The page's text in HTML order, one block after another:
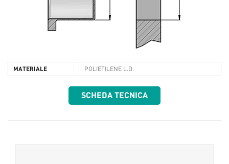
MATERIALE POLIETILENE L.D.
SCHEDA TECNICA